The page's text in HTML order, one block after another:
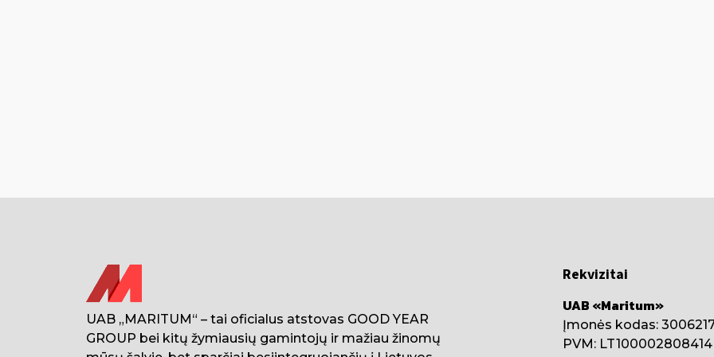
UAB „MARITUM“ – tai oficialus atstovas GOOD YEAR
GROUP bei kitų žymiausių gamintojų ir mažiau žinomų
Rekvizitai
UAB «Maritum»
Įmonės kodas:
PVM: LT100002808414